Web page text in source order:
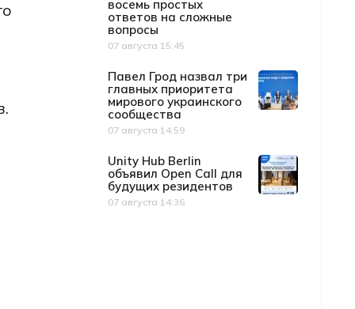
восемь простых
ответов на сложные
вопросы
Дата публикации
07 августа 15:45
Павел Грод назвал три
главных приоритета
мирового украинского
сообщества
Дата публикации
07 августа 14:59
Unity Hub Berlin
объявил Open Call для
будущих резидентов
Дата публикации
07 августа 14:36